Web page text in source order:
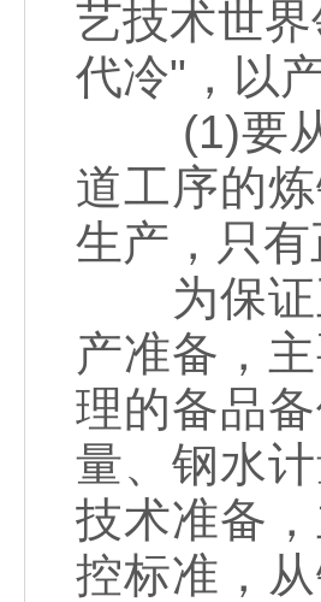
艺技术世
代冷"，以
(1)要从
道工序的
生产，只
为保证正
产准备，
理的备品
量、钢水
技术准备
控标准，